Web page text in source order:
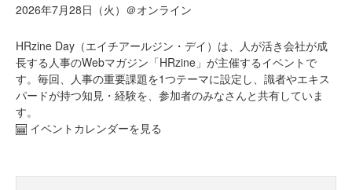
2026年7月28日（火）＠オンライン
HRzine Day（エイチアールジン・デイ）は、人が活き会社が成
長する人事のWebマガジン「HRzine」が主催するイベントで
す。毎回、人事の重要課題を1つテーマに設定し、識者やエキス
パードが持つ知見・経験を、参加者のみなさんと共有していま
す。
イベントカレンダーを見る